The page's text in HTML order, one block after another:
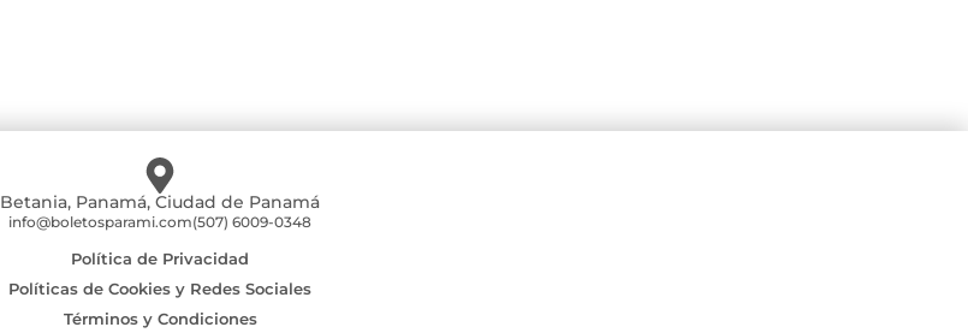
Betania, Panamá, Ciudad de Panamá
info@boletosparami.com(507) 6009-0348
Política de Privacidad
Políticas de Cookies y Redes Sociales
Términos y Condiciones